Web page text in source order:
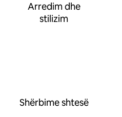
Arredim dhe
stilizim
Shërbime shtesë